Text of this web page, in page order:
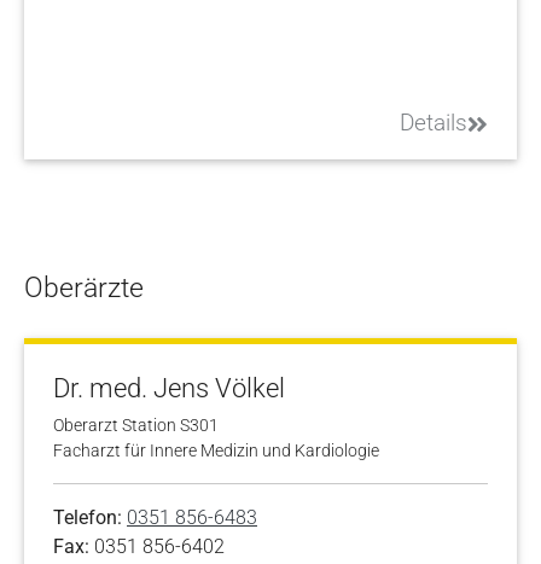
Details
Oberärzte
Dr. med. Jens Völkel
Oberarzt Station S301
Facharzt für Innere Medizin und Kardiologie
Telefon: 0351 856-6483
Fax: 0351 856-6402